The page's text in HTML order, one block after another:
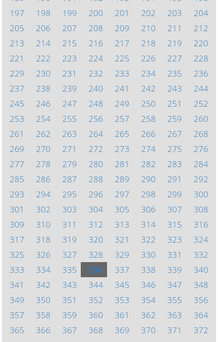
197
198 199 200 201 202 203
204
205
206 207 208 209 210 211
212
213
214 215 216 217 218 219
220
221
222 223 224 225 226 227
228
229
230 231 232 233 234 235
236
237
238 239 240 241 242 243
244
245
246 247 248 249 250 251
252
253
254 255 256 257 258 259
260
261
262 263 264 265 266 267
268
269
270 271 272 273 274 275
276
277
278 279 280 281 282 283
284
285
286 287 288 289 290 291
292
293
294 295 296 297 298 299
300
301
302 303 304 305 306 307
308
309
310 311 312 313 314 315
316
317
318 319 320 321 322 323
324
325
326 327 328 329 330 331
332
333
334 335 336 337 338 339
340
341
342 343 344 345 346 347
348
349
350 351 352 353 354 355
356
357
358 359 360 361 362 363
364
365
366 367 368 369 370 371
372